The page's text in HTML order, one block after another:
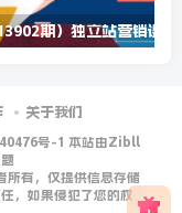
关于我们
号-1 本站由Zibll
所有，仅提供信息存储
，如果侵犯了您的权